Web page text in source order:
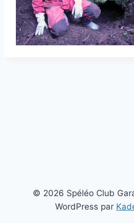
© 2026 Spéléo Club
WordPress par